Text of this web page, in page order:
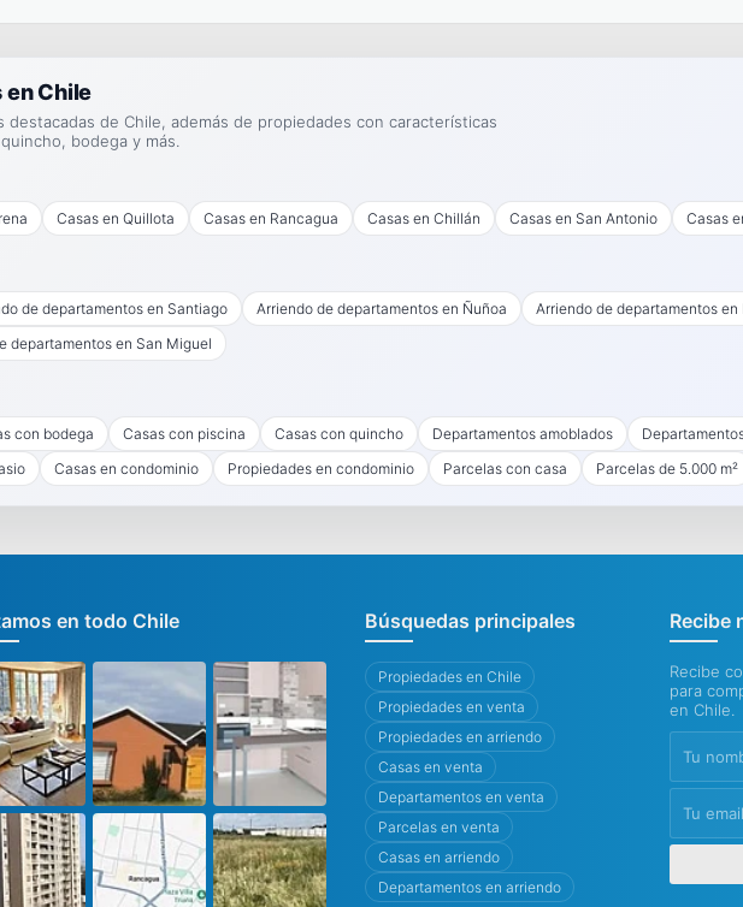
Chile
de Chile, además de propiedades con características
bodega y más.
Casas en Quillota Casas en Rancagua Casas en Chillán Casas en San Antonio Casas
de departamentos en Santiago Arriendo de departamentos en Ñuñoa
Arriendo de departamentos
departamentos en San Miguel
con bodega Casas con piscina Casas con quincho Departamentos amoblados
Casas en condominio Propiedades en condominio Parcelas con casa Parcelas de 5.000 m²
en todo Chile Búsquedas principales
Propiedades en Chile
Propiedades en venta
Propiedades en arriendo
Casas en venta
Departamentos en venta
Parcelas en venta
Casas en arriendo
Departamentos en arriendo
Recibe
Recibe
para
en Chile.